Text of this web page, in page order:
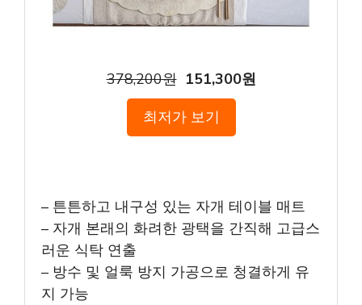
378,200원 151,300원
최저가 보기
– 튼튼하고 내구성 있는 자개 테이블 매트
– 자개 본래의 화려한 광택을 간직해 고급스
러운 식탁 연출
– 방수 및 얼룩 방지 가공으로 청결하게 유
지 가능